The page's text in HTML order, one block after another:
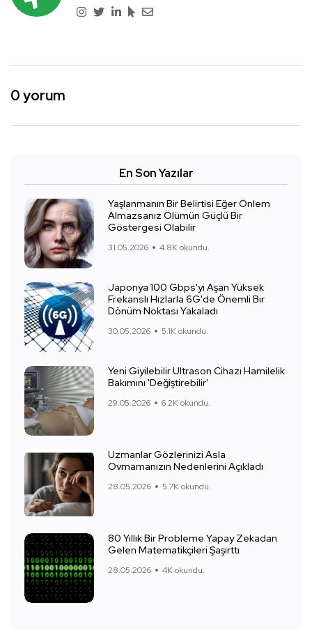
0 yorum
En Son Yazılar
Yaşlanmanın Bir Belirtisi Eğer Önlem
Almazsanız Ölümün Güçlü Bir
Göstergesi Olabilir
31.05.2026 4.8K okundu.
Japonya 100 Gbps'yi Aşan Yüksek
Frekanslı Hızlarla 6G'de Önemli Bir
Dönüm Noktası Yakaladı
30.05.2026 5.1K okundu.
Yeni Giyilebilir Ultrason Cihazı Hamilelik
Bakımını 'Değiştirebilir'
29.05.2026 6.2K okundu.
Uzmanlar Gözlerinizi Asla
Ovmamanızın Nedenlerini Açıkladı
28.05.2026 5.7K okundu.
80 Yıllık Bir Probleme Yapay Zekadan
Gelen Matematikçileri Şaşırttı
28.05.2026 4K okundu.